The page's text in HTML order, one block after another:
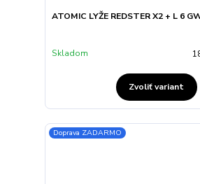
ATOMIC LYŽE REDSTER X2 + L 6
Skladom
Zvoliť variant
Doprava ZADARMO